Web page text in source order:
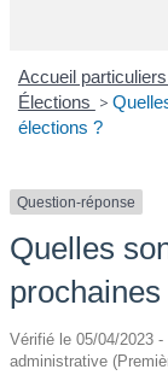
Accueil particuliers
Élections >
élections ?
Question-réponse
Quelles
Vérifié le 05/04/2023
administrative